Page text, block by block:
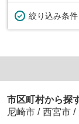
絞り込み条件
市区町村から探
尼崎市 / 西宮市 /